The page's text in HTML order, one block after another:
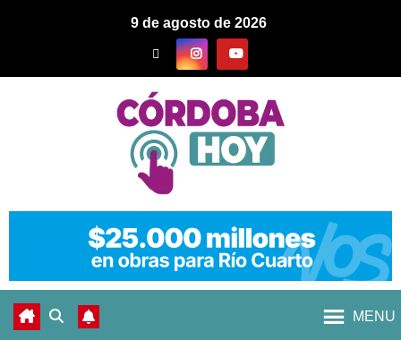
9 de agosto de 2026
MENU